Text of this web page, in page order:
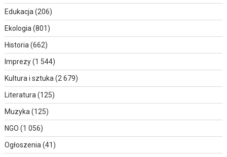
Edukacja(206)
Ekologia(801)
Historia(662)
Imprezy(1 544)
Kultura i sztuka(2 679)
Literatura(125)
Muzyka(125)
NGO (1 056)
Ogłoszenia(41)